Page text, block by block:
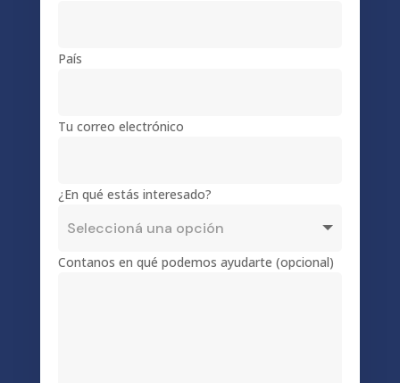
País
Tu correo electrónico
¿En qué estás interesado?
Contanos en qué podemos ayudarte (opcional)